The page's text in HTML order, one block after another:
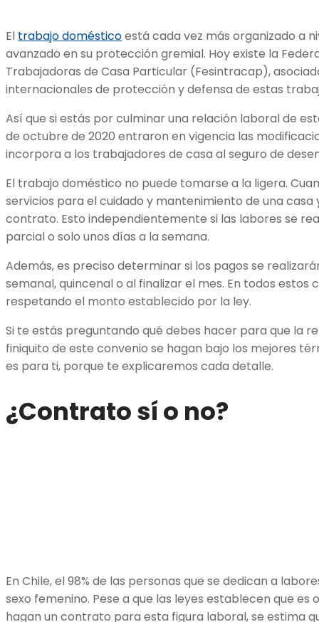
El trabajo domésticoestá cada vez más organizado a
avanzado en su protección gremial. Hoy existe la
Trabajadoras de Casa Particular (Fesintracap),
internacionales de protección y defensa de estas
Así que si estás por culminar una relación laboral de
de octubre de 2020 entraron en vigencia las
incorpora a los trabajadores de casa al seguro de
El trabajo doméstico no puede tomarse a la ligera.
servicios para el cuidado y mantenimiento de una
contrato. Esto independientemente si las labores se
parcial o solo unos días a la semana.
Además, es preciso determinar si los pagos se
semanal, quincenal o al finalizar el mes. En todos estos
respetando el monto establecido por la ley.
Si te estás preguntando qué debes hacer para que la
finiquito de este convenio se hagan bajo los mejores
es para ti, porque te explicaremos cada detalle.
¿Contrato sí o no?
En Chile, el 98% de las personas que se dedican a
sexo femenino. Pese a que las leyes establecen que
hagan un contrato para esta figura laboral, se estima